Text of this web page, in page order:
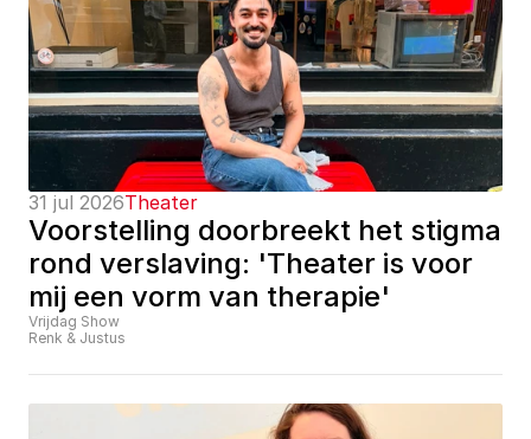
31 jul 2026Theater
Voorstelling doorbreekt het stigma
rond verslaving: 'Theater is voor
mij een vorm van therapie'
Vrijdag Show
Renk & Justus